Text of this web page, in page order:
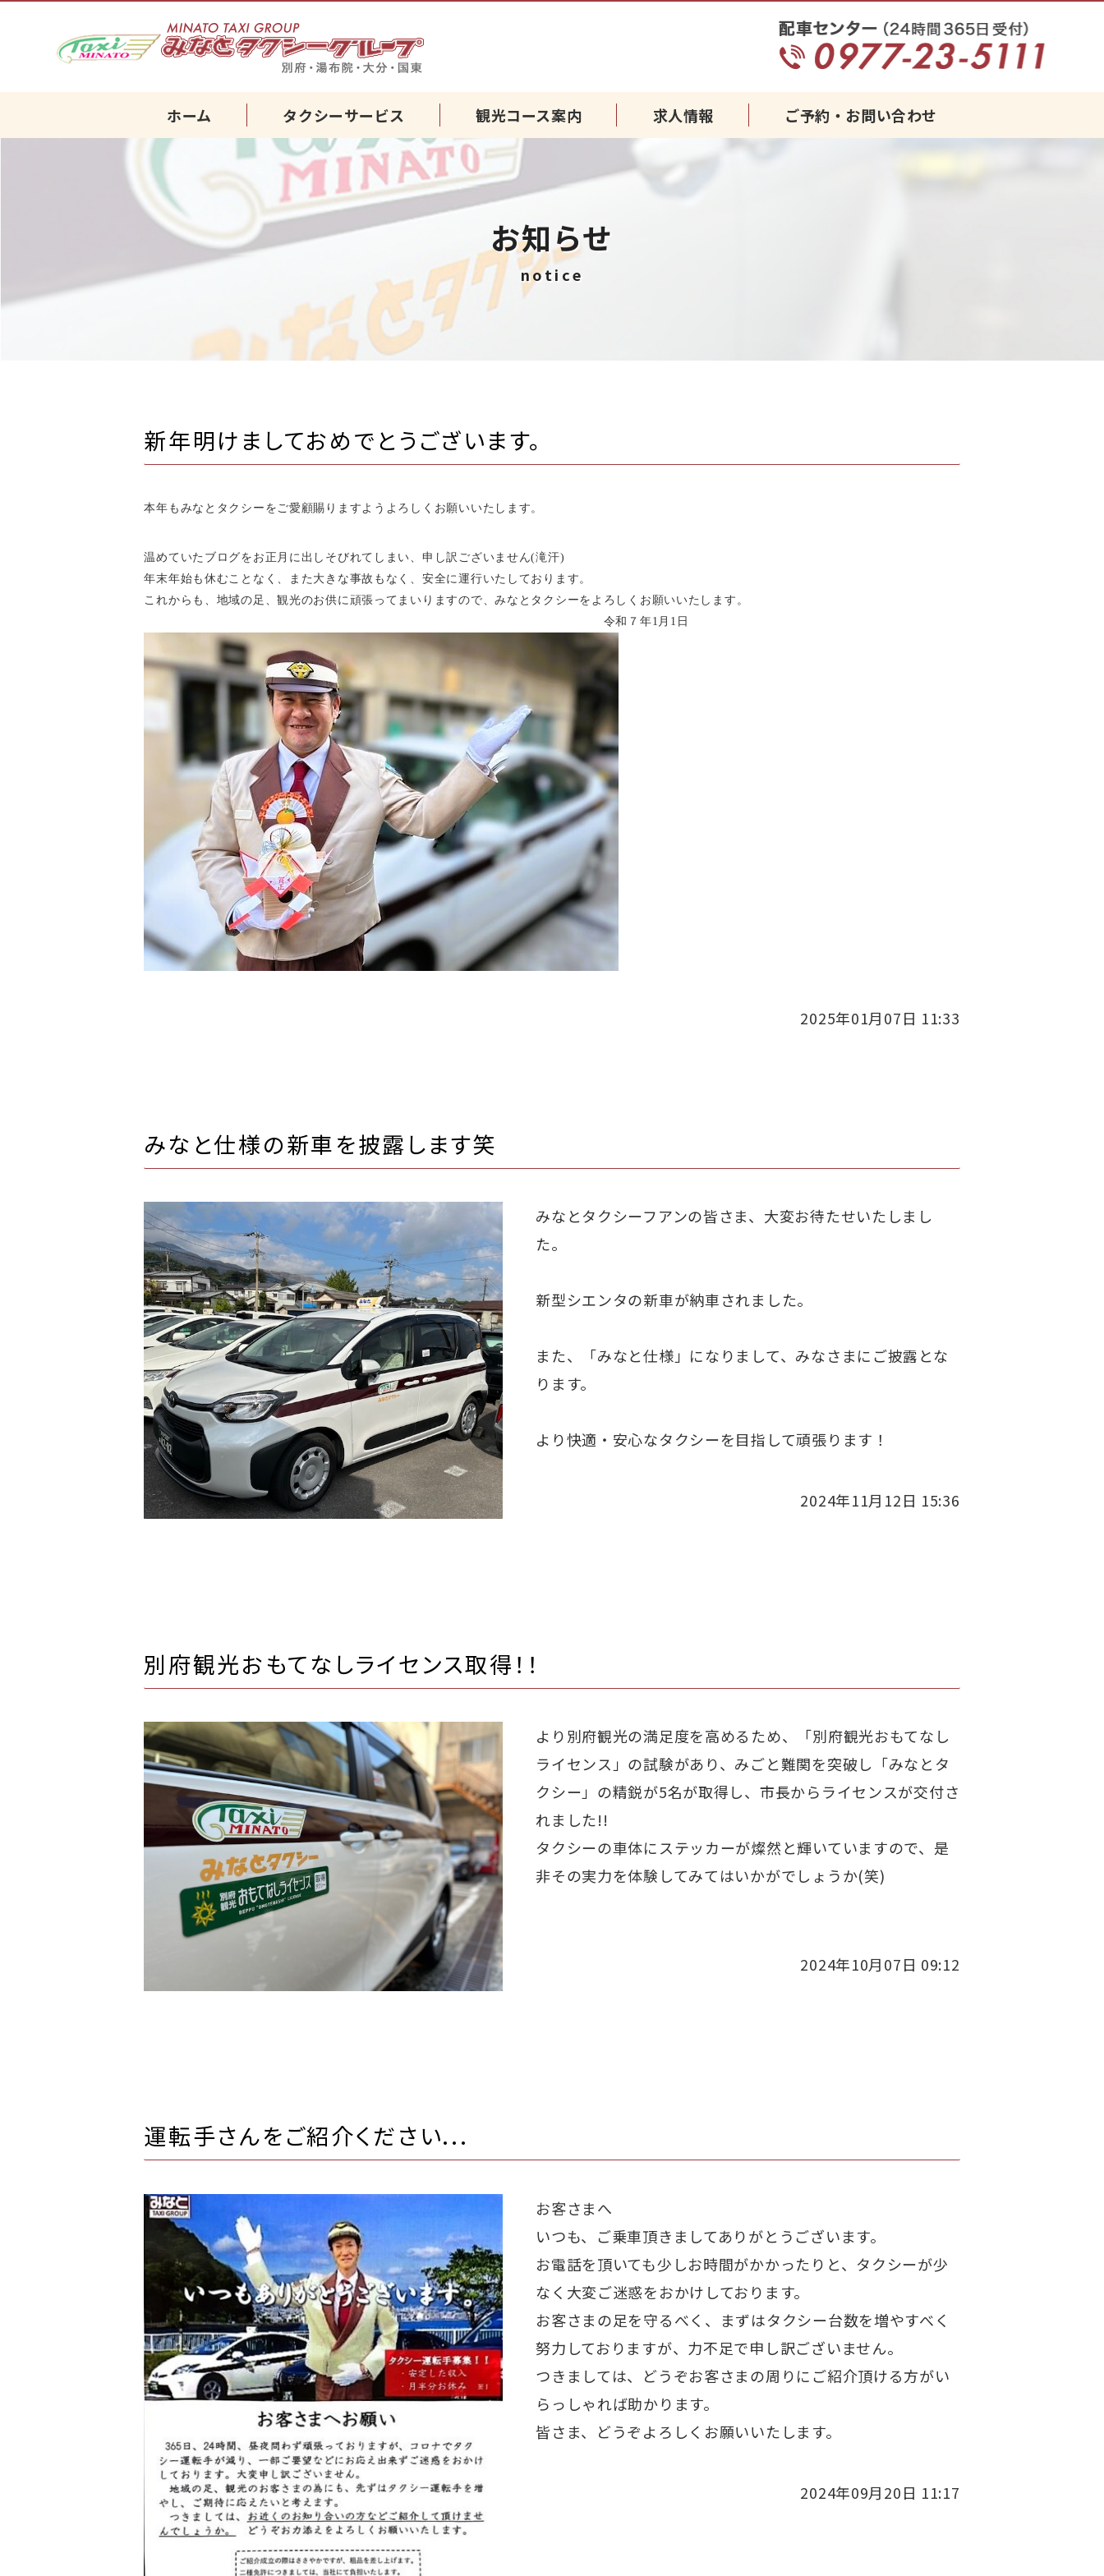
別府・湯布院・国東・大分のタクシーなら｜みなとタクシーグルー
ホーム タクシーサービス 観光コース案内 求人情報 ご予約・お問い合わせ
お知らせ
notice
新年明けましておめでとうございます。
本年もみなとタクシーをご愛顧賜りますようよろしくお願いいたします。
温めていたブログをお正月に出しそびれてしまい、申し訳ございません(滝汗)
年末年始も休むことなく、また大きな事故もなく、安全に運行いたしております。
これからも、地域の足、観光のお供に頑張ってまいりますので、みなとタクシーをよろしくお願いいたします。
令和７年1月1日
2025年01月07日 11:33
みなと仕様の新車を披露します笑
みなとタクシーフアンの皆さま、大変お待たせいたしまし
た。
新型シエンタの新車が納車されました。
また、「みなと仕様」になりまして、みなさまにご披露とな
ります。
より快適・安心なタクシーを目指して頑張ります！
2024年11月12日 15:36
別府観光おもてなしライセンス取得！！
より別府観光の満足度を高めるため、「別府観光おもてなし
ライセンス」の試験があり、みごと難関を突破し「みなとタ
クシー」の精鋭が5名が取得し、市長からライセンスが交付さ
れました!!
タクシーの車体にステッカーが燦然と輝いていますので、是
非その実力を体験してみてはいかがでしょうか(笑)
2024年10月07日 09:12
運転手さんをご紹介ください...
お客さまへ
いつも、ご乗車頂きましてありがとうございます。
お電話を頂いても少しお時間がかかったりと、タクシーが少
なく大変ご迷惑をおかけしております。
お客さまの足を守るべく、まずはタクシー台数を増やすべく
努力しておりますが、力不足で申し訳ございません。
つきましては、どうぞお客さまの周りにご紹介頂ける方がい
らっしゃれば助かります。
皆さま、どうぞよろしくお願いいたします。
2024年09月20日 11:17